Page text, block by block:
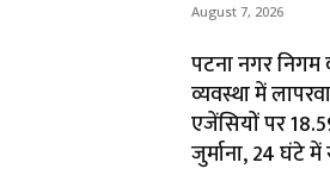
August 7, 2026
पटना नगर
व्यवस्था में
एजेंसियों पर
जुर्माना, 24 घंटे में